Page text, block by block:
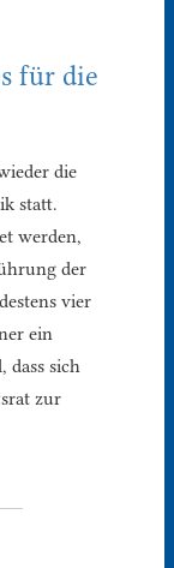
für die
die
statt.
werden,
der
vier
ein
dass sich
zur